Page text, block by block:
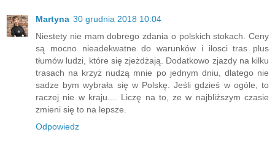
Martyna 30 grudnia 2018 10:04
Niestety nie mam dobrego zdania o polskich stokach. Ceny
są mocno nieadekwatne do warunków i ilosci tras plus
tłumów ludzi, które się zjeżdżają. Dodatkowo zjazdy na kilku
trasach na krzyż nudzą mnie po jednym dniu, dlatego nie
sadze bym wybrała się w Polskę. Jeśli gdzieś w ogóle, to
raczej nie w kraju.... Liczę na to, ze w najbliższym czasie
zmieni się to na lepsze.
Odpowiedz